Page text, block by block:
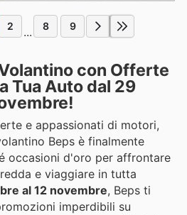
2 ... 8 9
con Offerte
Tua Auto dal 29
e appassionati di motori,
Beps è finalmente
occasioni d'oro per affrontare
e viaggiare in tutta
al 12 novembre, Beps ti
imperdibili su